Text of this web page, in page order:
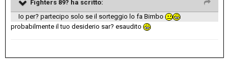
Fighters 89? ha scritto:
Io per? partecipo solo se il sorteggio lo fa Bimbo
probabilmente il tuo desiderio sar? esaudito